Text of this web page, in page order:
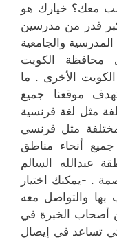
معك؟ خيارك هو
قدر من مدرسين
والجامعية
محافظة الكويت
الأخرى . ما
موقعنا جميع
مثل لغة فرنسية
مثل فرنسي
أنحاء مناطق
عبدالله السالم
. -يمكنك اختيار
بها والتواصل معه
أصحاب الخبرة في
تساعد في إيصال